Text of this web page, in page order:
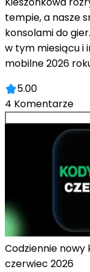
tempie, a nasze
konsolami do
w tym miesiącu i
mobilne 2026
5.00
4 Komentarze
Codziennie nowy
czerwiec 2026